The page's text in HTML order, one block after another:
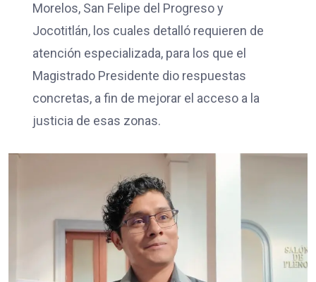
Morelos, San Felipe del Progreso y
Jocotitlán, los cuales detalló requieren de
atención especializada, para los que el
Magistrado Presidente dio respuestas
concretas, a fin de mejorar el acceso a la
justicia de esas zonas.